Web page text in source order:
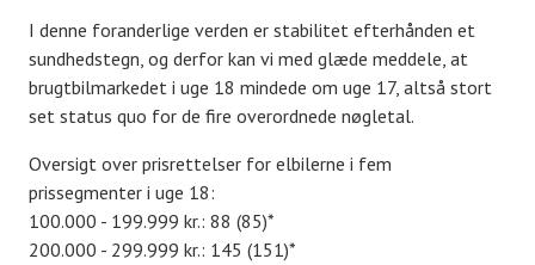
I denne foranderlige verden er stabilitet efterhånden et
sundhedstegn, og derfor kan vi med glæde meddele, at
brugtbilmarkedet i uge 18 mindede om uge 17, altså stort
set status quo for de fire overordnede nøgletal.
Oversigt over prisrettelser for elbilerne i fem
prissegmenter i uge 18:
100.000 - 199.999 kr.: 88 (85)*
200.000 - 299.999 kr.: 145 (151)*